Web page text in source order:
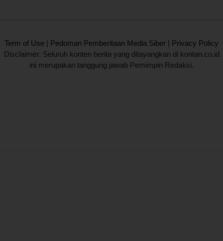
Term of Use Pedoman Pemberitaan Media Siber
Privacy Policy
Disclaimer: Seluruh konten berita yang ditayangkan di kontan.co.id
ini merupakan tanggung jawab Pemimpin Redaksi.